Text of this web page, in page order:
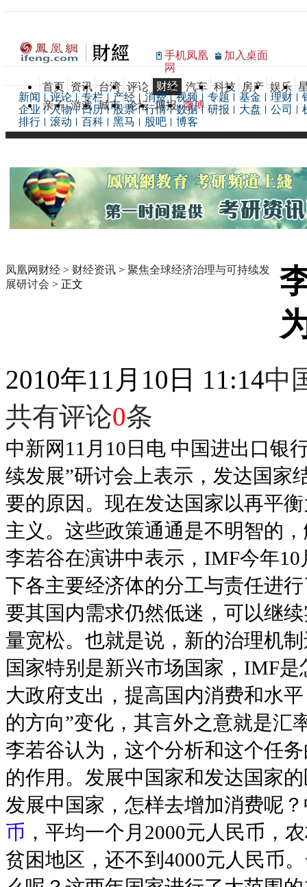
手机凤凰
网
加入桌面
首页 资讯 台湾 评论 财经 汽车 科技 房产 娱乐
亲子 游戏 城市 论坛 博报 微博
新闻 评论 专栏 产经 消费 视频 专题 基金 理财
企业
人物 日历 股票 行情 数据 研报 大盘 公司
排行
滚动 百科 黑马 股吧 博客
凤凰网财经 > 财经资讯 > 聚焦全球经济治理与可持续发
展研讨会 > 正文
2010年11月10日 11:14中
共有评论0条
中新网11月10日电 中国进出口银
续发展”研讨会上表示，发达国家
要的原因。现在发达国家以再平
主义。这些政策通通是不明智的
李若谷在演讲中表示，IMF今年
下各主要经济体的分工与责任进
要其国内需求仍然低迷，可以继
量宽松。也就是说，新的治理机
国家特别是新兴市场国家，IMF
大政府支出，提高国内消费和水
的方向”变化，其言外之意就是汇
李若谷认为，这个分析和这个任
的作用。发展中国家和发达国家
发展中国家，怎样去增加消费呢
币 ，平均一个月2000元人民币，
贫困地区，还不到4000元人民币